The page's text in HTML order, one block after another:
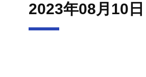
2023年08月10日